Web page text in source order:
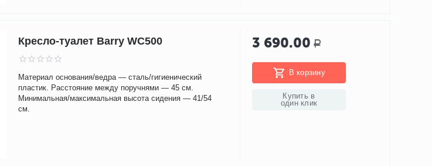
Кресло-туалет Barry WC500
Материал основания/ведра — сталь/гигиенический
пластик. Расстояние между поручнями — 45 см.
Минимальная/максимальная высота сидения — 41/54
см.
3 690.00 Р
В корзину
Купить в
один клик